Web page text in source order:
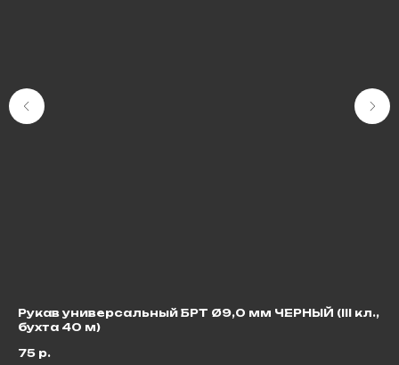
Рукав универсальный БРТ Ø9,0 мм ЧЕРНЫЙ (III кл.,
бухта 40 м)
75 р.